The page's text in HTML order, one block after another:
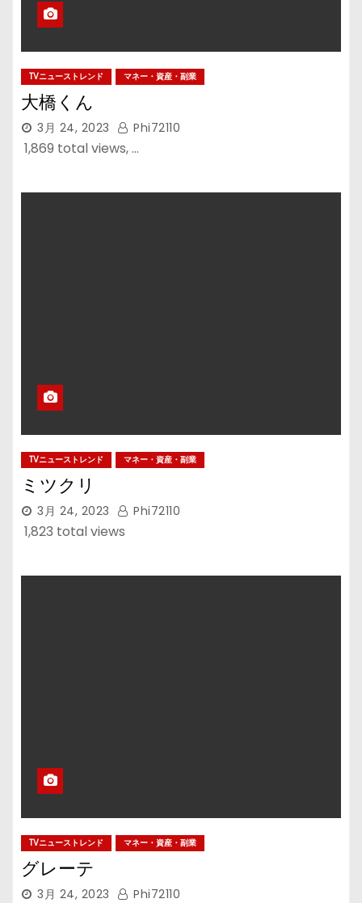
TVニューストレンド マネー・資産・副業
大橋くん
3月 24, 2023 Phi72110
1,869 total views, …
TVニューストレンド マネー・資産・副業
ミツクリ
3月 24, 2023 Phi72110
1,823 total views
TVニューストレンド マネー・資産・副業
グレーテ
3月 24, 2023 Phi72110